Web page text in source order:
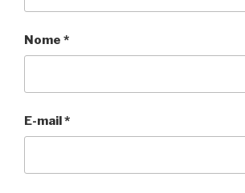
Nome *
E-mail*